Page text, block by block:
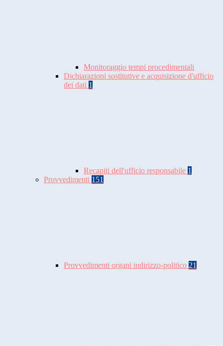
Monitoraggio tempi procedimentali
Dichiarazioni sostitutive e acquisizione d'ufficio
dei dati 1
Recapiti dell'ufficio responsabile 1
Provvedimenti 151
Provvedimenti organi indirizzo-politico 21